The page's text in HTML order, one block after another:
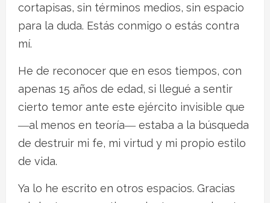
cortapisas, sin términos medios, sin espacio
para la duda. Estás conmigo o estás contra
mí.
He de reconocer que en esos tiempos, con
apenas 15 años de edad, si llegué a sentir
cierto temor ante este ejército invisible que
―al menos en teoría― estaba a la búsqueda
de destruir mi fe, mi virtud y mi propio estilo
de vida.
Ya lo he escrito en otros espacios. Gracias